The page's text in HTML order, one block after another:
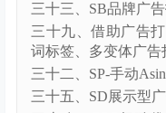
[5]–五、深刻理解广
[6]–六、合理设计广
[7]–七、广告中常见
[8]–八、进阶型广告
[9]–九、广告报表的